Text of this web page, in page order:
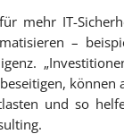
mehr IT-
–
und so